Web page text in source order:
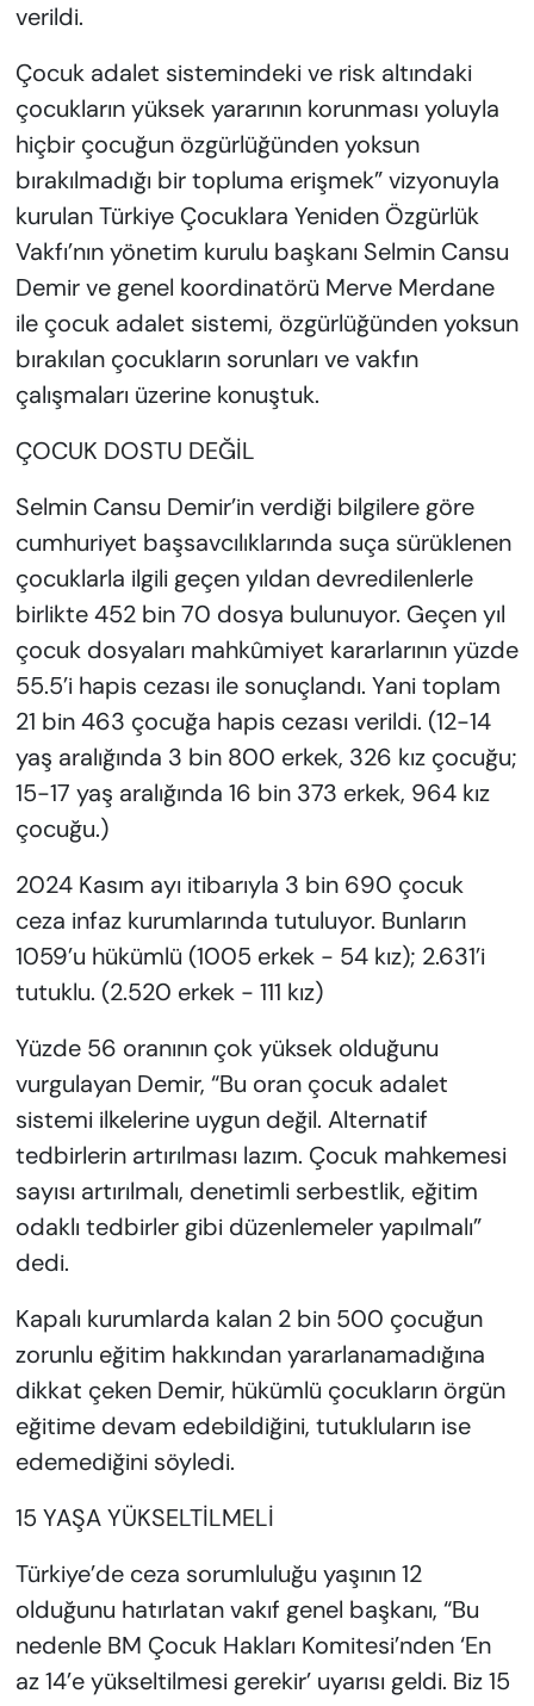
verildi.
Çocuk adalet sistemindeki ve risk altındaki
çocukların yüksek yararının korunması yoluyla
hiçbir çocuğun özgürlüğünden yoksun
bırakılmadığı bir topluma erişmek” vizyonuyla
kurulan Türkiye Çocuklara Yeniden Özgürlük
Vakfı’nın yönetim kurulu başkanı Selmin Cansu
Demir ve genel koordinatörü Merve Merdane
ile çocuk adalet sistemi, özgürlüğünden yoksun
bırakılan çocukların sorunları ve vakfın
çalışmaları üzerine konuştuk.
ÇOCUK DOSTU DEĞİL
Selmin Cansu Demir’in verdiği bilgilere göre
cumhuriyet başsavcılıklarında suça sürüklenen
çocuklarla ilgili geçen yıldan devredilenlerle
birlikte 452 bin 70 dosya bulunuyor. Geçen yıl
çocuk dosyaları mahkûmiyet kararlarının yüzde
55.5’i hapis cezası ile sonuçlandı. Yani toplam
21 bin 463 çocuğa hapis cezası verildi. (12-14
yaş aralığında 3 bin 800 erkek, 326 kız çocuğu;
15-17 yaş aralığında 16 bin 373 erkek, 964 kız
çocuğu.)
2024 Kasım ayı itibarıyla 3 bin 690 çocuk
ceza infaz kurumlarında tutuluyor. Bunların
1059’u hükümlü (1005 erkek - 54 kız); 2.631’i
tutuklu. (2.520 erkek - 111 kız)
Yüzde 56 oranının çok yüksek olduğunu
vurgulayan Demir, “Bu oran çocuk adalet
sistemi ilkelerine uygun değil. Alternatif
tedbirlerin artırılması lazım. Çocuk mahkemesi
sayısı artırılmalı, denetimli serbestlik, eğitim
odaklı tedbirler gibi düzenlemeler yapılmalı”
dedi.
Kapalı kurumlarda kalan 2 bin 500 çocuğun
zorunlu eğitim hakkından yararlanamadığına
dikkat çeken Demir, hükümlü çocukların örgün
eğitime devam edebildiğini, tutukluların ise
edemediğini söyledi.
15 YAŞA YÜKSELTİLMELİ
Türkiye’de ceza sorumluluğu yaşının 12
olduğunu hatırlatan vakıf genel başkanı, “Bu
nedenle BM Çocuk Hakları Komitesi’nden ‘En
az 14’e yükseltilmesi gerekir’ uyarısı geldi. Biz 15